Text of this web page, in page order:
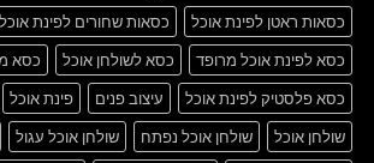
כסאות ראטן לפינת אוכל
כסאות שחורים לפינת אוכל
כסא לפינת אוכל מרופד
כסא לשולחן אוכל
כסא
כסא פלסטיק לפינת אוכל
עיצוב פנים פינת אוכל
שולחן אוכל
שולחן אוכל נפתח שולחן אוכל עגול